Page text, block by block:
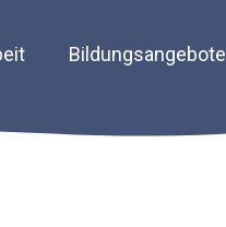
Bildungsangebote